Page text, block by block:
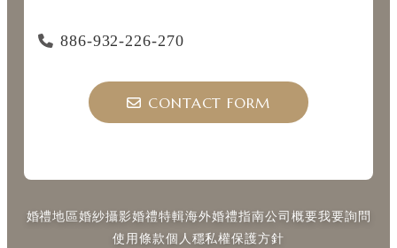
886-932-226-270
CONTACT FORM
婚禮地區婚紗攝影婚禮特輯海外婚禮指南公司概要我要詢問
使用條款個人穩私權保護方針